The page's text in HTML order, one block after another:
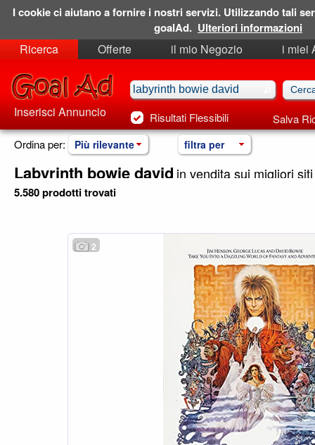
Ricerca Offerte il mio Negozio
i miei
Risultati Flessibili Salva
Inserisci Annuncio
Ordina per: Più rilevante filtra per
Labyrinth bowie david in vendita sui migliori
5.580 prodotti trovati
2
I cookie ci aiutano a fornire i nostri servizi. Utilizzando tali
goalAd. Ulteriori informazioni